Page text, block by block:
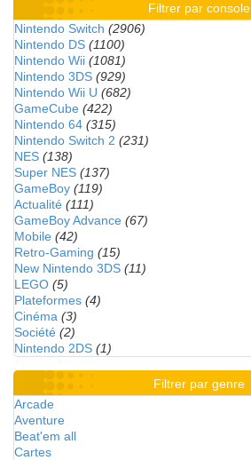
Filtrer par console
Nintendo Switch (2906)
Nintendo DS (1100)
Nintendo Wii (1081)
Nintendo 3DS (929)
Nintendo Wii U (682)
GameCube (422)
Nintendo 64 (315)
Nintendo Switch 2 (231)
NES (138)
Super NES (137)
GameBoy (119)
Actualité (111)
GameBoy Advance (67)
Mobile (42)
Retro-Gaming (15)
New Nintendo 3DS (11)
LEGO (5)
Plateformes (4)
Cinéma (3)
Société (2)
Nintendo 2DS (1)
Filtrer par genre
Arcade
Aventure
Beat'em all
Cartes